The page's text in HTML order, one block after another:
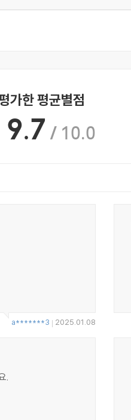
가한 평균별점
9.7 / 10.0
a*******3 | 2025.01.08
.